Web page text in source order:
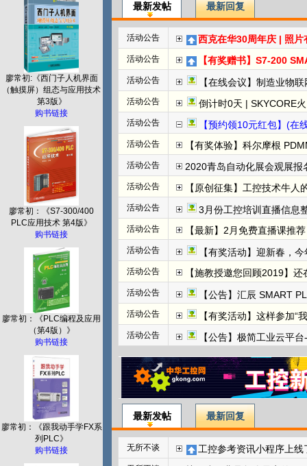
廖常初:《西门子人机界面
（触摸屏）组态与应用技术
第3版》
购书链接
廖常初：《S7-300/400
PLC应用技术 第4版》
购书链接
廖常初：《PLC编程及应用
（第4版）》
购书链接
廖常初：《跟我动手学FX系
列PLC》
购书链接
最新发帖 最新回复
活动公告 西克在华30周年庆 | 照片
活动公告 【有奖赠书】S7-200 SMART
活动公告 【在线会议】制造业物
活动公告 倒计时0天 | SKYCORE火山湖超级工厂全
活动公告 【预约领10元红包】(在线直播)福
活动公告 【有奖体验】科尔摩根
活动公告 2020青岛自动化展会观展报名
活动公告 【原创征集】工控技术牛
活动公告 3月份工控培训直播信息整
活动公告 【最新】2月免费直播课推
活动公告 【有奖活动】迎新春，
活动公告 【施教授邀您回顾2019】
活动公告 【公告】汇辰 SMART
活动公告 【有奖活动】这样参加“
活动公告 【公告】极简工业云平台-
最新发帖 最新回复
无所不谈 工控参考资讯小程序上线